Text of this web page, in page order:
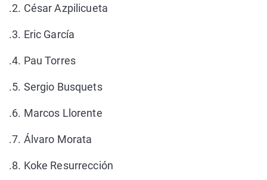
.2. César Azpilicueta
.3. Eric García
.4. Pau Torres
.5. Sergio Busquets
.6. Marcos Llorente
.7. Álvaro Morata
.8. Koke Resurrección